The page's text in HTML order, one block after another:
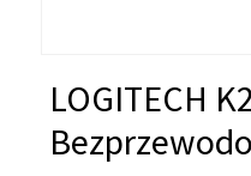
LOGITECH